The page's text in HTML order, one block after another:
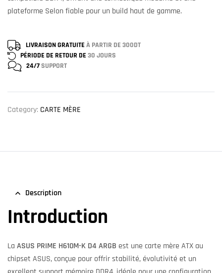
plateforme Selon fiable pour un build haut de gamme.
LIVRAISON GRATUITE À PARTIR DE 300DT
PÉRIODE DE RETOUR DE 30 JOURS
24/7SUPPORT
Category: CARTE MÈRE
Description
Introduction
La ASUS PRIME H610M-K D4 ARGB est une carte mère ATX au
chipset ASUS, conçue pour offrir stabilité, évolutivité et un